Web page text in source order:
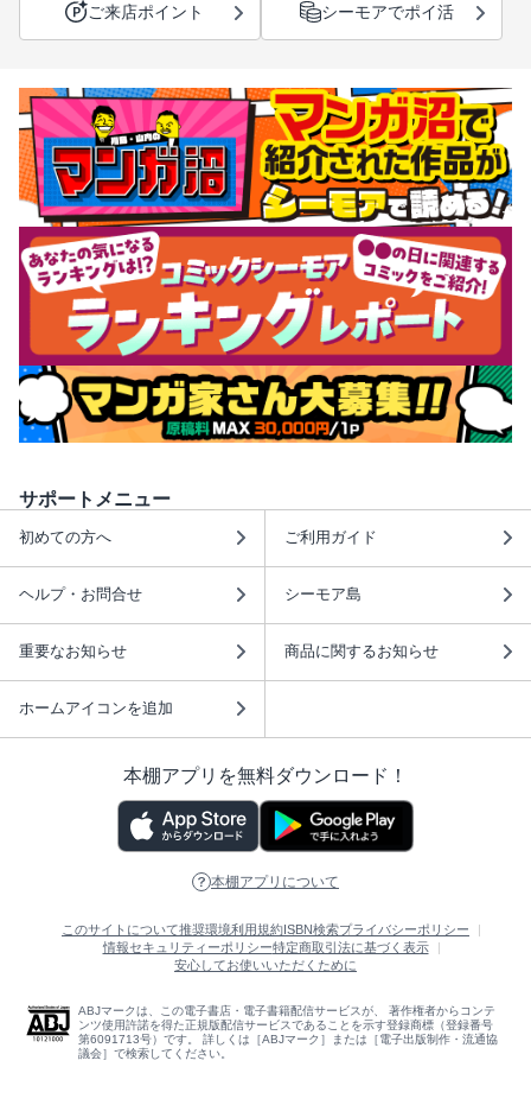
ご来店ポイント シーモアでポイ活
サポートメニュー
初めての方へ ご利用ガイド
ヘルプ・お問合せ シーモア島
重要なお知らせ 商品に関するお知らせ
ホームアイコンを追加
本棚アプリを無料ダウンロード！
本棚アプリについて
このサイトについて推奨環境利用規約ISBN検索プライバシーポリシー
情報セキュリティーポリシー特定商取引法に基づく表示
安心してお使いいただくために
ABJマークは、この電子書店・電子書籍配信サービスが、 著作権者からコンテ
ンツ使用許諾を得た正規版配信サービスであることを示す登録商標（登録番号
第6091713号）です。 詳しくは［ABJマーク］または［電子出版制作・流通協
議会］で検索してください。